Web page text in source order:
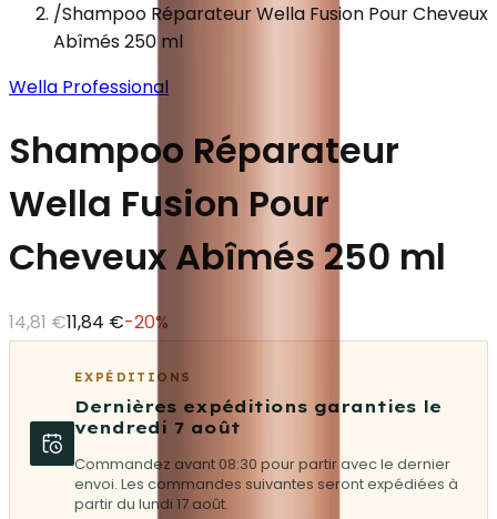
/Shampoo Réparateur Wella Fusion Pour Cheveux
Abîmés 250 ml
Wella Professional
Shampoo Réparateur
Wella Fusion Pour
Cheveux Abîmés 250 ml
14,81 €11,84 €-20%
EXPÉDITIONS
Dernières expéditions garanties le
vendredi 7 août
Commandez avant 08:30 pour partir avec le dernier
envoi. Les commandes suivantes seront expédiées à
partir du lundi 17 août.